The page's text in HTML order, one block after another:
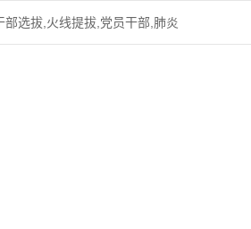
部选拔,火线提拔,党员干部,肺炎